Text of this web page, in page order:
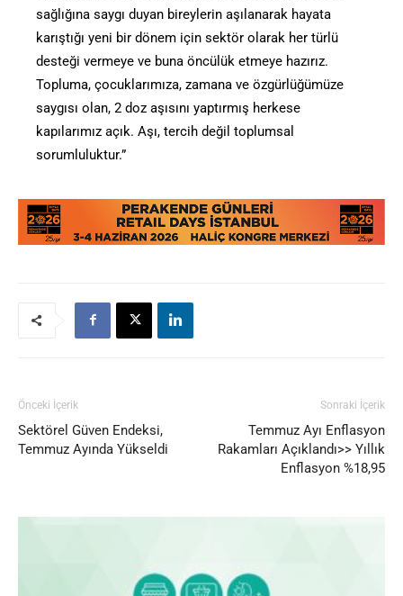
sağlığına saygı duyan bireylerin aşılanarak hayata
karıştığı yeni bir dönem için sektör olarak her türlü
desteği vermeye ve buna öncülük etmeye hazırız.
Topluma, çocuklarımıza, zamana ve özgürlüğümüze
saygısı olan, 2 doz aşısını yaptırmış herkese
kapılarımız açık. Aşı, tercih değil toplumsal
sorumluluktur.”
Önceki İçerik
Sektörel Güven Endeksi,
Temmuz Ayında Yükseldi
Sonraki İçerik
Temmuz Ayı Enflasyon
Rakamları Açıklandı>> Yıllık
Enflasyon %18,95